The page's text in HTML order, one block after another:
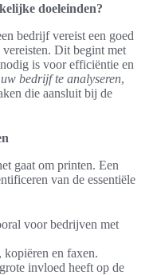
doeleinden?
bedrijf vereist een goed
Dit begint met
is voor efficiëntie en
bedrijf te analyseren,
die aansluit bij de
gaat om printen. Een
van de essentiële
voor bedrijven met
kopiëren en faxen.
invloed heeft op de